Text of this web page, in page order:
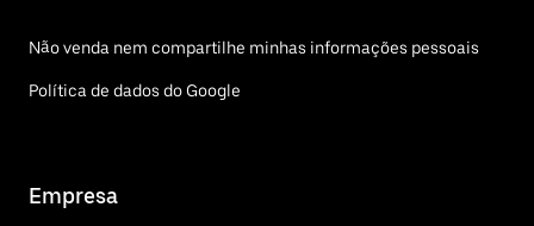
Não venda nem compartilhe minhas informações pessoais
Política de dados do Google
Empresa